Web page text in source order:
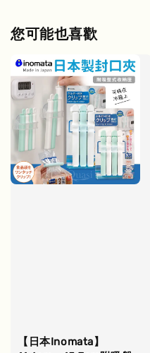
您可能也喜歡
【日本Inomata】